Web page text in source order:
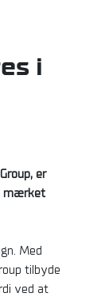
i
er
mærket
Med
tilbyde
ved at